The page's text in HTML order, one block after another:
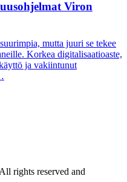
Viron
mutta juuri se tekee
Korkea digitalisaatioaste,
ja vakiintunut
rights reserved and